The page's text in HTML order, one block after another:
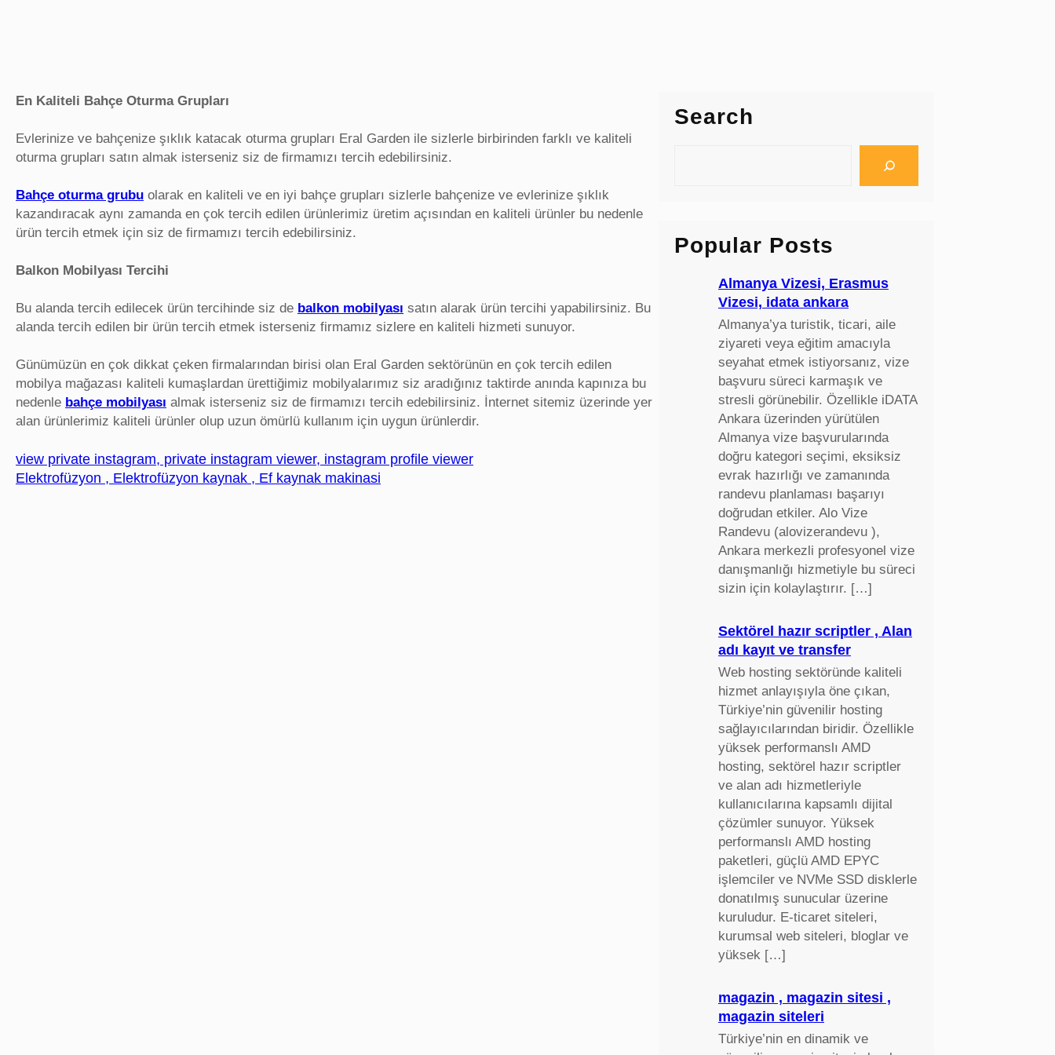
En Kaliteli Bahçe Oturma Grupları
Evlerinize ve bahçenize şıklık katacak oturma grupları Eral Garden ile sizlerle birbirinden farklı ve kaliteli
oturma grupları satın almak isterseniz siz de firmamızı tercih edebilirsiniz.
Bahçe oturma grubu olarak en kaliteli ve en iyi bahçe grupları sizlerle bahçenize ve evlerinize şıklık
kazandıracak aynı zamanda en çok tercih edilen ürünlerimiz üretim açısından en kaliteli ürünler bu nedenle
ürün tercih etmek için siz de firmamızı tercih edebilirsiniz.
Balkon Mobilyası Tercihi
Bu alanda tercih edilecek ürün tercihinde siz de balkon mobilyası satın alarak ürün tercihi yapabilirsiniz. Bu
alanda tercih edilen bir ürün tercih etmek isterseniz firmamız sizlere en kaliteli hizmeti sunuyor.
Günümüzün en çok dikkat çeken firmalarından birisi olan Eral Garden sektörünün en çok tercih edilen
mobilya mağazası kaliteli kumaşlardan ürettiğimiz mobilyalarımız siz aradığınız taktirde anında kapınıza bu
nedenle bahçe mobilyası almak isterseniz siz de firmamızı tercih edebilirsiniz. İnternet sitemiz üzerinde yer
alan ürünlerimiz kaliteli ürünler olup uzun ömürlü kullanım için uygun ürünlerdir.
view private instagram, private instagram viewer, instagram profile viewer
Elektrofüzyon , Elektrofüzyon kaynak , Ef kaynak makinasi
Search
h
Popular Posts
Almanya Vizesi, Erasmus
Vizesi, idata ankara
Almanya’ya turistik, ticari, aile
ziyareti veya eğitim amacıyla
seyahat etmek istiyorsanız, vize
başvuru süreci karmaşık ve
stresli görünebilir. Özellikle iDATA
Ankara üzerinden yürütülen
Almanya vize başvurularında
doğru kategori seçimi, eksiksiz
evrak hazırlığı ve zamanında
randevu planlaması başarıyı
doğrudan etkiler. Alo Vize
Randevu (alovizerandevu ),
Ankara merkezli profesyonel vize
danışmanlığı hizmetiyle bu süreci
sizin için kolaylaştırır. […]
Sektörel hazır scriptler , Alan
adı kayıt ve transfer
Web hosting sektöründe kaliteli
hizmet anlayışıyla öne çıkan,
Türkiye’nin güvenilir hosting
sağlayıcılarından biridir. Özellikle
yüksek performanslı AMD
hosting, sektörel hazır scriptler
ve alan adı hizmetleriyle
kullanıcılarına kapsamlı dijital
çözümler sunuyor. Yüksek
performanslı AMD hosting
paketleri, güçlü AMD EPYC
işlemciler ve NVMe SSD disklerle
donatılmış sunucular üzerine
kuruludur. E-ticaret siteleri,
kurumsal web siteleri, bloglar ve
yüksek […]
magazin , magazin sitesi ,
magazin siteleri
Türkiye’nin en dinamik ve